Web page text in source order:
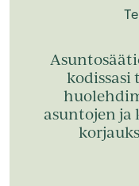
asuntojen ja